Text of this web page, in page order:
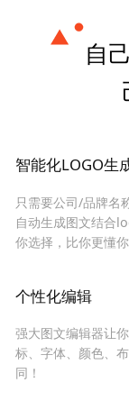
自
智能化LOGO生
只需要公司/品牌名
自动生成图文结合
你选择，比你更懂你
个性化编辑
强大图文编辑器让
标、字体、颜色、
同！